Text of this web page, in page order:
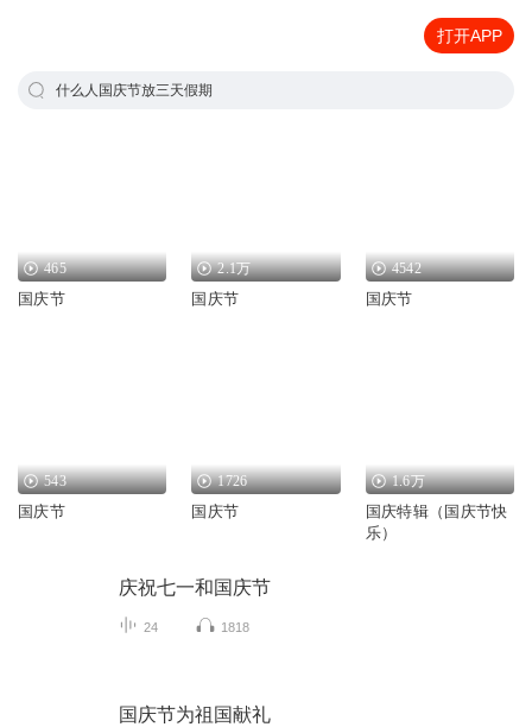
打开APP
什么人国庆节放三天假期
465
国庆节
2.1万
国庆节
4542
国庆节
543
国庆节
1726
国庆节
1.6万
国庆特辑（国庆节快
乐）
庆祝七一和国庆节
24 1818
国庆节为祖国献礼